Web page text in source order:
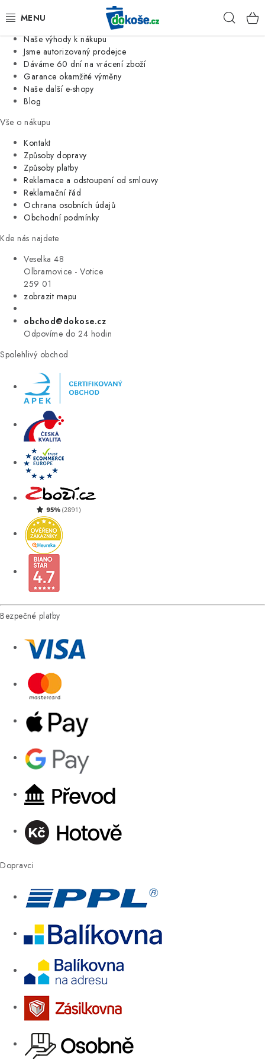
Jsme tradiční česká firma
Naše výhody k nákupu
Jsme autorizovaný prodejce
Dáváme 60 dní na vrácení zboží
Garance okamžité výměny
Naše další e-shopy
Blog
Vše o nákupu
Kontakt
Způsoby dopravy
Způsoby platby
Reklamace a odstoupení od smlouvy
Reklamační řád
Ochrana osobních údajů
Obchodní podmínky
Kde nás najdete
Veselka 48
Olbramovice - Votice
259 01
zobrazit mapu
obchod@dokose.cz
Odpovíme do 24 hodin
Spolehlivý obchod
Bezpečné platby
Dopravci
KOŠE
SÁČKY
KUCHYNĚ
ORGANIZACE
DOMÁCNOST
ÚKLID
VÝPRODEJ
ZNAČKY
Úvod Kontakt Blog
Moje objednávka